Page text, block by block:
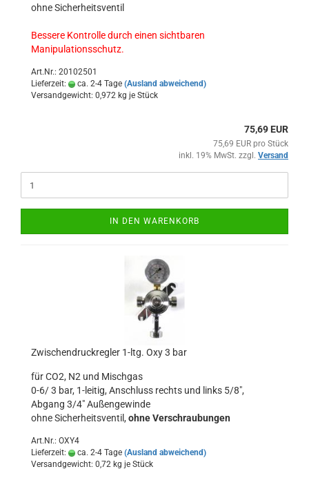
ohne Sicherheitsventil
Bessere Kontrolle durch einen sichtbaren
Manipulationsschutz.
Art.Nr.: 20102501
Lieferzeit:
ca. 2-4 Tage (Ausland abweichend)
Versandgewicht: 0,972 kg je Stück
75,69 EUR
75,69 EUR pro Stück
inkl. 19% MwSt. zzgl. Versand
IN DEN WARENKORB
Zwischendruckregler 1-ltg. Oxy 3 bar
für CO2, N2 und Mischgas
0-6/ 3 bar, 1-leitig, Anschluss rechts und links 5/8",
Abgang 3/4" Außengewinde
ohne Sicherheitsventil, ohne Verschraubungen
Art.Nr.: OXY4
Lieferzeit:
ca. 2-4 Tage (Ausland abweichend)
Versandgewicht: 0,72 kg je Stück